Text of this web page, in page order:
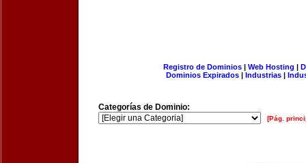
Registro de Dominios| Web Hosting |
Dominios Expirados | Industrias |
Categorías de Dominio:
[Pág.